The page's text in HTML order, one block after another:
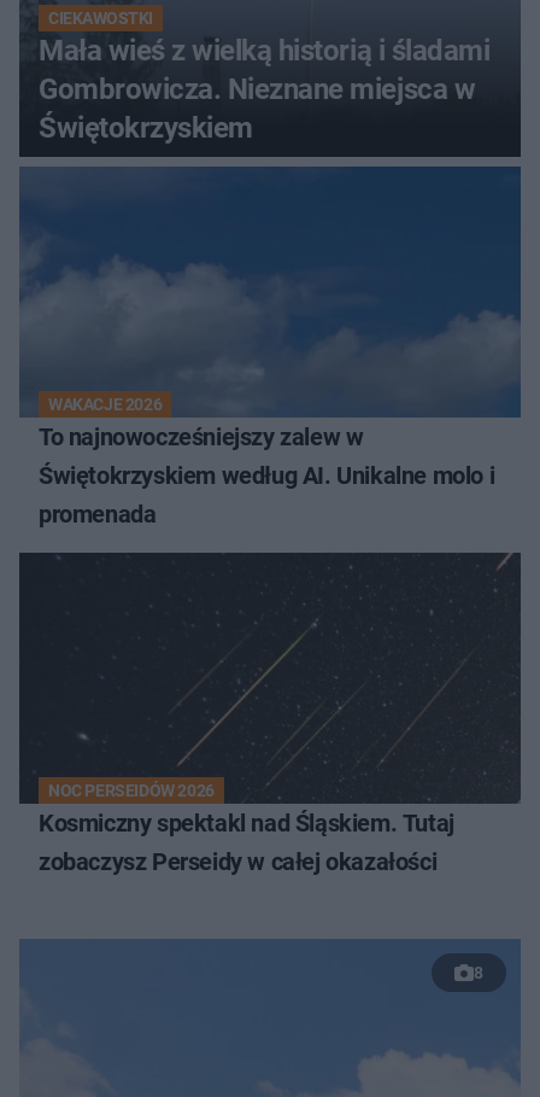
CIEKAWOSTKI
Mała wieś z wielką historią i śladami
Gombrowicza. Nieznane miejsca w
Świętokrzyskiem
WAKACJE 2026
To najnowocześniejszy zalew w
Świętokrzyskiem według AI. Unikalne molo i
promenada
NOC PERSEIDÓW 2026
Kosmiczny spektakl nad Śląskiem. Tutaj
zobaczysz Perseidy w całej okazałości
8